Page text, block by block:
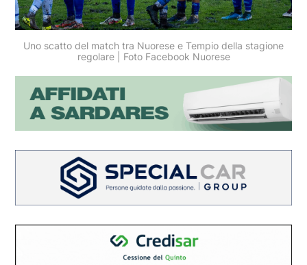
Uno scatto del match tra Nuorese e Tempio della stagione
regolare | Foto Facebook Nuorese